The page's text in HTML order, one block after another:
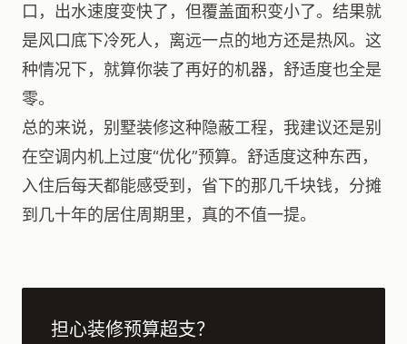
口，出水速度变快了，但覆盖面积变小了。结果就
是风口底下冷死人，离远一点的地方还是热风。这
种情况下，就算你装了再好的机器，舒适度也全是
零。
总的来说，别墅装修这种隐蔽工程，我建议还是别
在空调内机上过度“优化”预算。舒适度这种东西，
入住后每天都能感受到，省下的那几千块钱，分摊
到几十年的居住周期里，真的不值一提。
担心装修预算超支？